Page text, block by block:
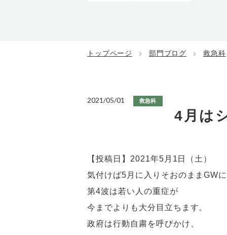
トップページ 部門ブログ 救急科
2021/05/01 救急科
4月は
【投稿日】2021年5月1日（土）
気付けば5月に入りそおのままGW
第4波は若い人の重症が
今までよりも大分目立ちます。
政府は行動自粛を呼びかけ、